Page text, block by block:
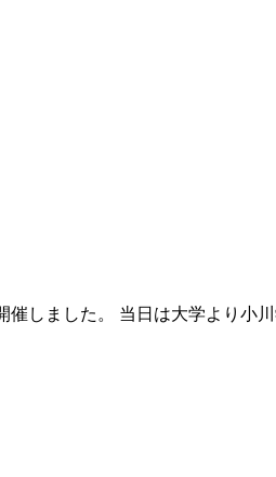
しました。 当日は大学より小